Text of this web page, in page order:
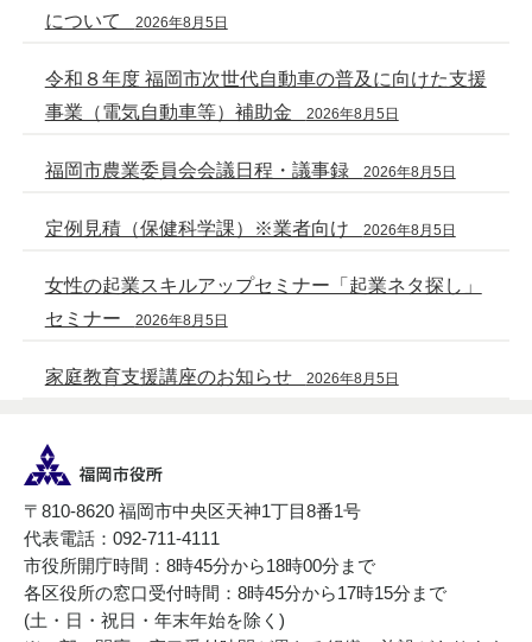
について
2026年8月5日
令和８年度 福岡市次世代自動車の普及に向けた支援
事業（電気自動車等）補助金
2026年8月5日
福岡市農業委員会会議日程・議事録 2026年8月5日
定例見積（保健科学課）※業者向け 2026年8月5日
女性の起業スキルアップセミナー「起業ネタ探し」
セミナー
2026年8月5日
家庭教育支援講座のお知らせ 2026年8月5日
〒810-8620 福岡市中央区天神1丁目8番1号
代表電話：092-711-4111
市役所開庁時間：8時45分から18時00分まで
各区役所の窓口受付時間：8時45分から17時15分まで
(土・日・祝日・年末年始を除く)